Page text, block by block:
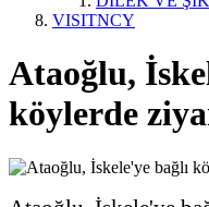
VISITNCY
Ataoğlu,
köylerde